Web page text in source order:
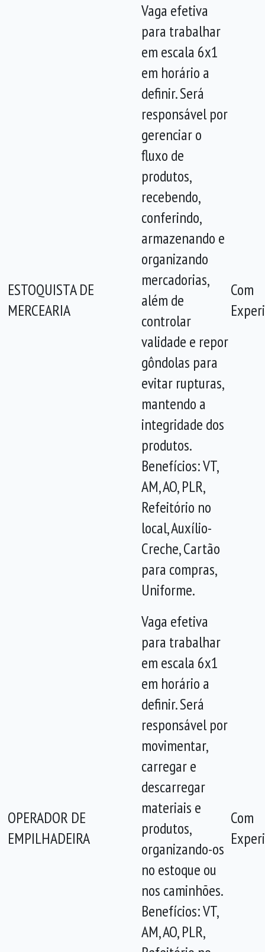
ESTOQUISTA DE
MERCEARIA
Vaga efetiva
para trabalhar
em escala 6x1
em horário a
definir. Será
responsável por
gerenciar o
fluxo de
produtos,
recebendo,
conferindo,
armazenando e
organizando
mercadorias,
além de
controlar
validade e repor
gôndolas para
evitar rupturas,
mantendo a
integridade dos
produtos.
Benefícios: VT,
AM, AO, PLR,
Refeitório no
local, Auxílio-
Creche, Cartão
para compras,
Uniforme.
Com
OPERADOR DE
EMPILHADEIRA
Vaga efetiva
para trabalhar
em escala 6x1
em horário a
definir. Será
responsável por
movimentar,
carregar e
descarregar
materiais e
produtos,
organizando-os
no estoque ou
nos caminhões.
Benefícios: VT,
AM, AO, PLR,
Com